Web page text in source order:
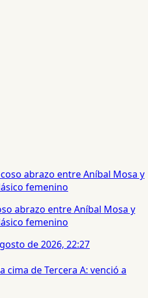
abrazo entre Aníbal Mosa y
femenino
de 2026, 22:27